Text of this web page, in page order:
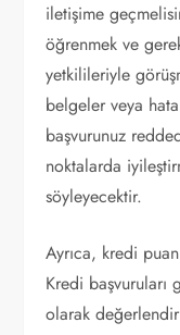
iletişime
öğrenmek ve
yetkilileriyle
belgeler veya
başvurunuz
noktalarda
söyleyecektir.
Ayrıca, kredi
Kredi başvuruları
olarak